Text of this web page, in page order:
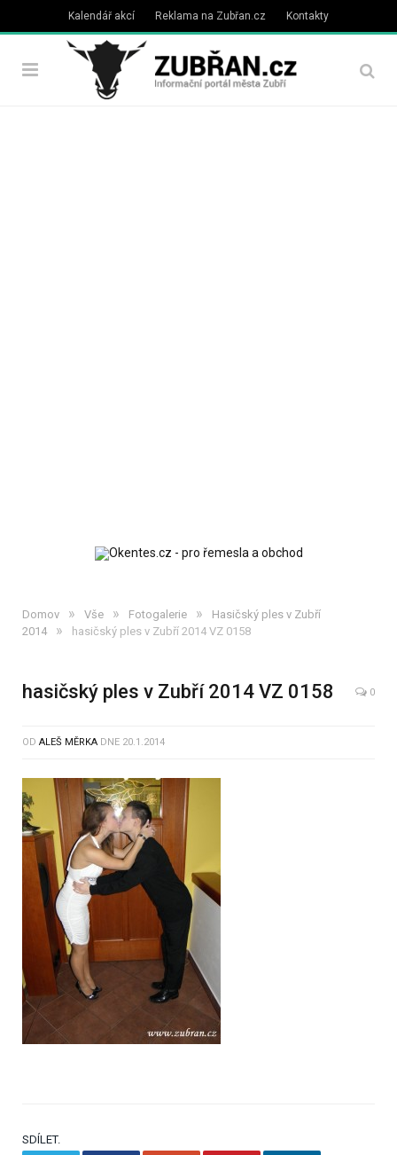
Kalendář akcí Reklama na Zubřan.cz Kontakty
Domov » Vše » Fotogalerie »
Hasičský ples v Zubří
2014
» hasičský ples v Zubří 2014 VZ 0158
hasičský ples v Zubří 2014 VZ 0158 0
OD ALEŠ MĚRKA DNE 20.1.2014
SDÍLET.